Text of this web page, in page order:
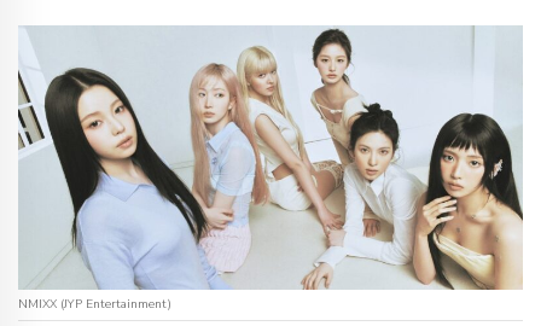
NMIXX (JYP Entertainment)